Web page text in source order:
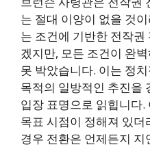
는 절대 이양이 없을 것
는 조건에 기반한 전작
겠지만, 모든 조건이 완
못 박았습니다. 이는 정
목적의 일방적인 추진을
입장 표명으로 읽힙니다
목표 시점이 정해져 있
경우 전환은 언제든지